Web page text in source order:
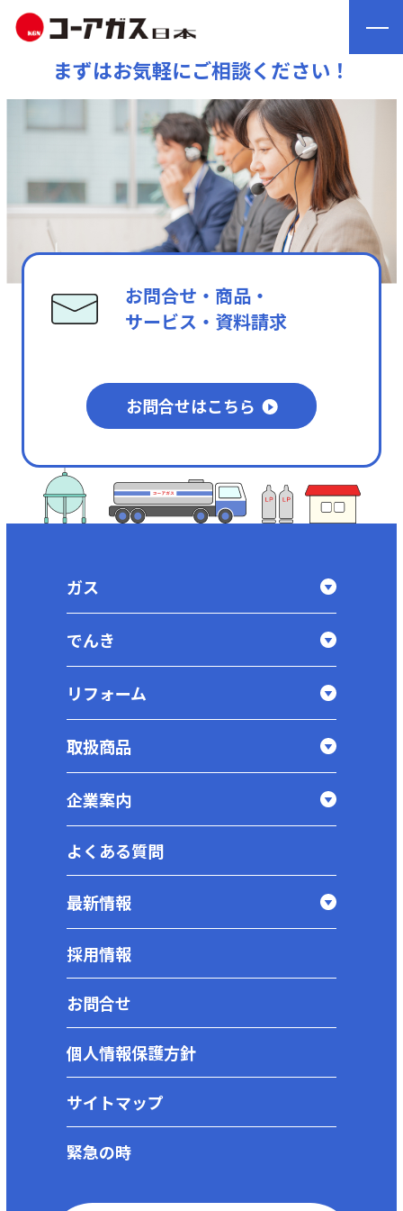
まずはお気軽にご相談ください！
お問合せ・商品・
サービス・資料請求
お問合せはこちら
ガス
でんき
リフォーム
取扱商品
企業案内
よくある質問
最新情報
採用情報
お問合せ
個人情報保護方針
サイトマップ
緊急の時